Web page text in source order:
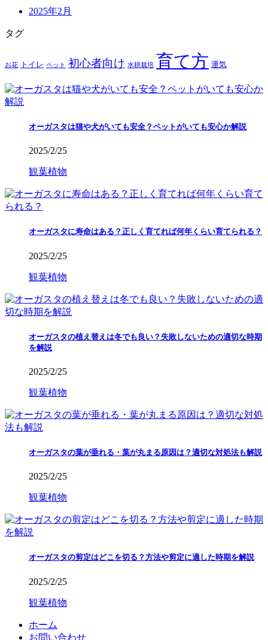
2025年2月
タグ
お花 トイレ ペット 初心者向け 水耕栽培 育て方 運気
オーガスタは猫や犬がいても安全？ペットがいても安心か解説
2025/2/25
観葉植物
オーガスタに寿命はある？正しく育てれば何年くらい育てられる？
2025/2/25
観葉植物
オーガスタの植え替えは冬でも良い？失敗しないための適切な時期
を解説
2025/2/25
観葉植物
オーガスタの葉が垂れる・葉が丸まる原因は？適切な対処法も解説
2025/2/25
観葉植物
オーガスタの剪定はどこを切る？方法や剪定に適した時期を解説
2025/2/25
観葉植物
ホーム
お問い合わせ